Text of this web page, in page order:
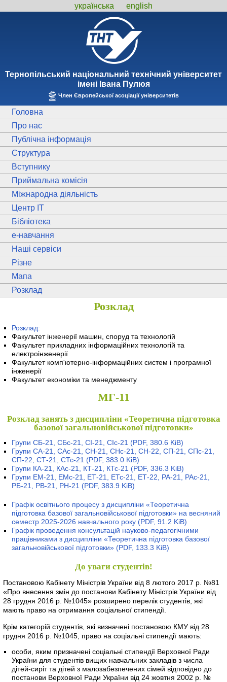
українська english
Тернопiльський національний технiчний унiверситет
iменi Iвана Пулюя
Член Європейської асоціації університетів
Головна
Про нас
Публічна інформація
Структура
Вступнику
Приймальна комісія
Міжнародна діяльність
Центр ІТ
Бібліотека
e-навчання
Наші сервіси
Різне
Мапа
Розклад
Розклад
Розклад:
Факультет інженерії машин, споруд та технологій
Факультет прикладних інформаційних технологій та
електроінженерії
Факультет комп'ютерно-інформаційних систем і програмної
інженерії
Факультет економіки та менеджменту
МГ-11
Розклад занять з дисципліни «Теоретична підготовка
базової загальновійськової підготовки»
Групи СБ-21, СБс-21, СІ-21, СІс-21 (PDF, 380.6 KiB)
Групи СА-21, САс-21, СН-21, СНс-21, СН-22, СП-21, СПс-21,
СП-22, СТ-21, СТс-21 (PDF, 383.0 KiB)
Групи КА-21, КАс-21, КТ-21, КТс-21 (PDF, 336.3 KiB)
Групи ЕМ-21, ЕМс-21, ЕТ-21, ЕТс-21, ЕТ-22, РА-21, РАс-21,
РБ-21, РВ-21, РН-21 (PDF, 383.9 KiB)
Графік освітнього процесу з дисципліни «Теоретична
підготовка базової загальновійськової підготовки» на весняний
семестр 2025-2026 навчального року (PDF, 91.2 KiB)
Графік проведення консультацій науково-педагогічними
працівниками з дисципліни «Теоретична підготовка базової
загальновійськової підготовки» (PDF, 133.3 KiB)
До уваги студентів!
Постановою Кабінету Міністрів України від 8 лютого 2017 р. №81
«Про внесення змін до постанови Кабінету Міністрів України від
28 грудня 2016 р. №1045» розширено перелік студентів, які
мають право на отримання соціальної стипендії.
Крім категорій студентів, які визначені постановою КМУ від 28
грудня 2016 р. №1045, право на соціальні стипендії мають:
особи, яким призначені соціальні стипендії Верховної Ради
України для студентів вищих навчальних закладів з числа
дітей-сиріт та дітей з малозабезпечених сімей відповідно до
постанови Верховної Ради України від 24 жовтня 2002 р. №